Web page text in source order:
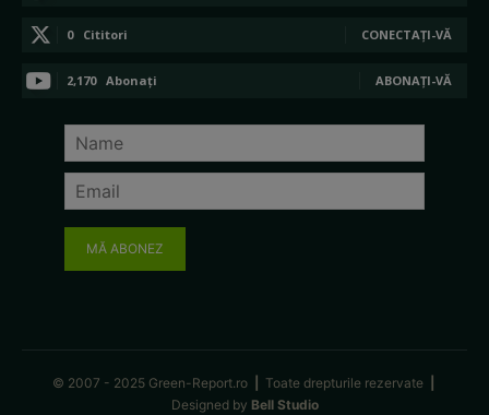
0 Cititori CONECTAȚI-VĂ
2,170 Abonați ABONAȚI-VĂ
MĂ ABONEZ
© 2007 - 2025 Green-Report.ro Toate drepturile rezervate
Designed by Bell Studio